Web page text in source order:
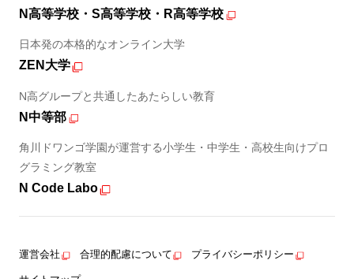
N高等学校・S高等学校・R高等学校
日本発の本格的なオンライン大学
ZEN大学
N高グループと共通したあたらしい教育
N中等部
角川ドワンゴ学園が運営する小学生・中学生・高校生向けプロ
グラミング教室
N Code Labo
運営会社 合理的配慮について プライバシーポリシー